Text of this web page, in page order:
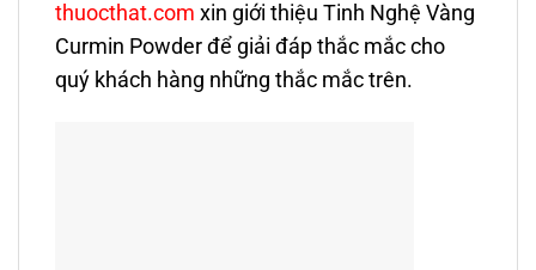
thuocthat.com xin giới thiệu Tinh Nghệ Vàng
Curmin Powder để giải đáp thắc mắc cho
quý khách hàng những thắc mắc trên.